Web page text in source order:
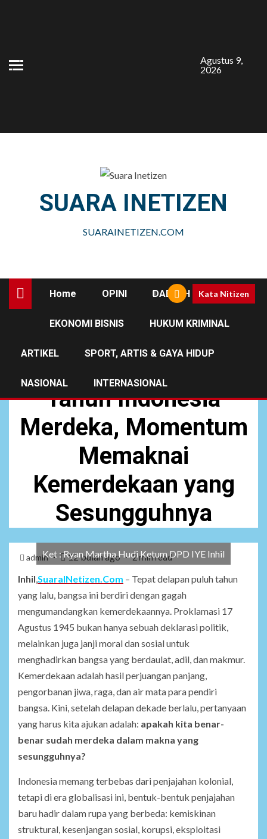
Agustus 9,
2026
SUARA INETIZEN
SUARAINETIZEN.COM
Home OPINI DAERAH
EKONOMI BISNIS HUKUM KRIMINAL
ARTIKEL SPORT, ARTIS & GAYA HIDUP
NASIONAL INTERNASIONAL
Kata Nitizen
Tahun Indonesia
Merdeka, Momentum
Memaknai
Kemerdekaan yang
Sesungguhnya
admin 12 bulan ago 2 min read
Ket : Ryan Martha Hudi Ketum DPD IYE Inhil
Inhil,SuaraINetizen.Com – Tepat delapan puluh tahun
yang lalu, bangsa ini berdiri dengan gagah
mengumandangkan kemerdekaannya. Proklamasi 17
Agustus 1945 bukan hanya sebuah deklarasi politik,
melainkan juga janji moral dan sosial untuk
menghadirkan bangsa yang berdaulat, adil, dan makmur.
Kemerdekaan adalah hasil perjuangan panjang,
pengorbanan jiwa, raga, dan air mata para pendiri
bangsa. Kini, setelah delapan dekade berlalu, pertanyaan
yang harus kita ajukan adalah: apakah kita benar-
benar sudah merdeka dalam makna yang
sesungguhnya?
Indonesia memang terbebas dari penjajahan kolonial,
tetapi di era globalisasi ini, bentuk-bentuk penjajahan
baru hadir dalam rupa yang berbeda: kemiskinan
struktural, kesenjangan sosial, korupsi, eksploitasi